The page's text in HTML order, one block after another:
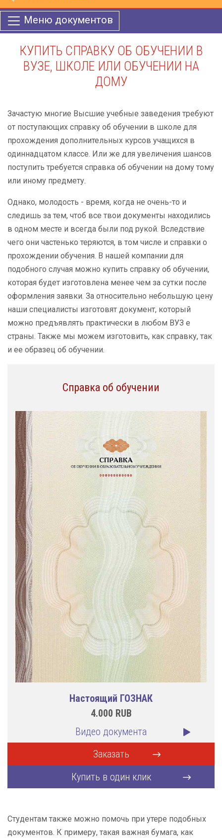
Меню документов
КУПИТЬ СПРАВКУ ОБ ОБУЧЕНИИ В
ВУЗЕ, ШКОЛЕ ИЛИ ОБУЧЕНИИ НА
ДОМУ
Зачастую многие Высшие учебные заведения требуют
от поступающих справку об обучении в школе для
прохождения дополнительных курсов учащихся в
одиннадцатом классе. Или же для увеличения шансов
поступить требуется справка об обучении на дому тому
или иному предмету.
Однако, молодость - время, когда не очень-то и
следишь за тем, чтоб все твои документы находились
в одном месте и всегда были под рукой. Вследствие
чего они частенько теряются, в том числе и справки о
прохождении обучения. В нашей компании для
подобного случая можно купить справку об обучении,
которая будет изготовлена менее чем за сутки после
оформления заявки. За относительно небольшую цену
наши специалисты изготовят документ, который
можно предъявлять практически в любом ВУЗ е
страны. Также мы можем изготовить, как справку, так
и ее образец об обучении.
Справка об обучении
Настоящий ГОЗНАК
4.000 RUB
Видео документа
Заказать
Купить в один клик
Студентам также можно помочь при утере подобных
документов. К примеру, такая важная бумага, как